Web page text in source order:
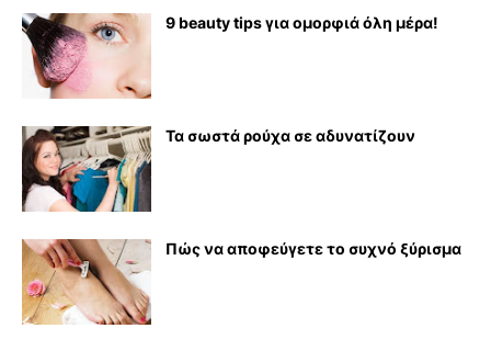
9 beauty tips για ομορφιά όλη μέρα!
Τα σωστά ρούχα σε αδυνατίζουν
Πώς να αποφεύγετε το συχνό ξύρισμα